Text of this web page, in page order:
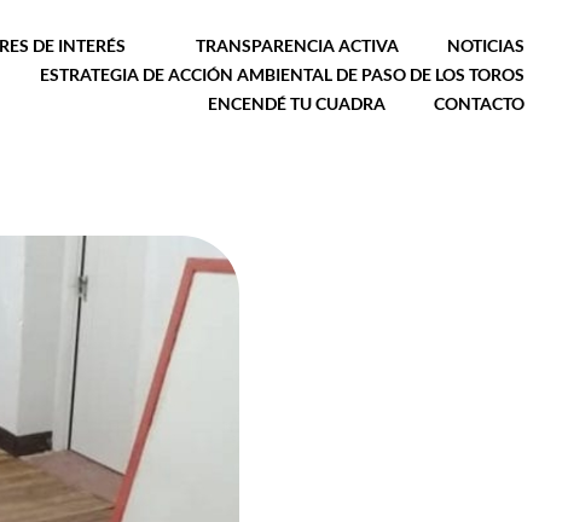
DE INTERÉS TRANSPARENCIA ACTIVA
NOTICIAS
ESTRATEGIA DE ACCIÓN AMBIENTAL DE PASO DE LOS TOROS
ENCENDÉ TU CUADRA
CONTACTO